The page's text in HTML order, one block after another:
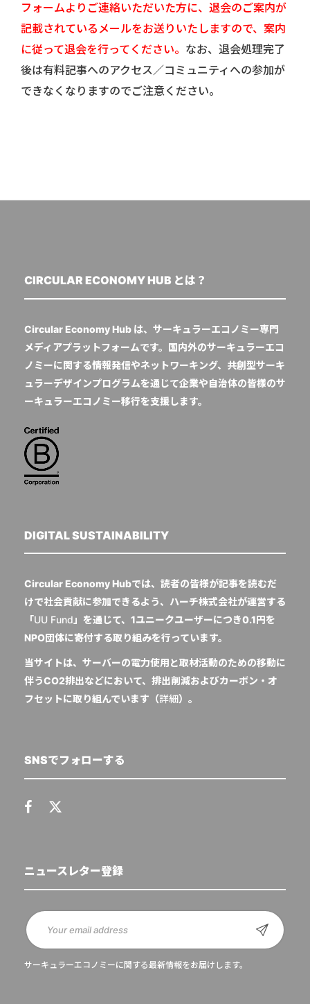
フォームよりご連絡いただいた方に、退会のご案内が
記載されているメールをお送りいたしますので、案内
に従って退会を行ってください。 なお、退会処理完了
後は有料記事へのアクセス／コミュニティへの参加が
できなくなりますのでご注意ください。
CIRCULAR ECONOMY HUB とは？
Circular Economy Hub は、サーキュラーエコノミー専門
メディアプラットフォームです。国内外のサーキュラーエコ
ノミーに関する情報発信やネットワーキング、共創型サーキ
ュラーデザインプログラムを通じて企業や自治体の皆様のサ
ーキュラーエコノミー移行を支援します。
DIGITAL SUSTAINABILITY
Circular Economy Hubでは、読者の皆様が記事を読むだ
けで社会貢献に参加できるよう、ハーチ株式会社が運営する
「UU Fund 」を通じて、1ユニークユーザーにつき0.1円を
NPO団体に寄付する取り組みを行っています。
当サイトは、サーバーの電力使用と取材活動のための移動に
伴うCO2排出などにおいて、排出削減およびカーボン・オ
フセットに取り組んでいます（詳細）。
SNSでフォローする
ニュースレター登録
サーキュラーエコノミーに関する最新情報をお届けします。